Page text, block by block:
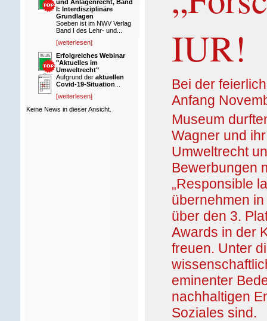
IUR!
Bei der
Anfang
Museum
Wagner und
Umweltrecht
Bewerbungen
„Responsible
übernehmen
über den 3.
Awards in der
freuen. Unter
eminenter
nachhaltigen
Soziales sind.
und Anlagenrecht, Band
I: Interdisziplinäre
Grundlagen
Soeben ist im NWV Verlag
Band I des Lehr- und...
[weiterlesen]
Erfolgreiches Webinar
"Aktuelles im
Umweltrecht"
Aufgrund der aktuellen
Covid-19-Situation
[weiterlesen]
Keine News in dieser Ansicht.